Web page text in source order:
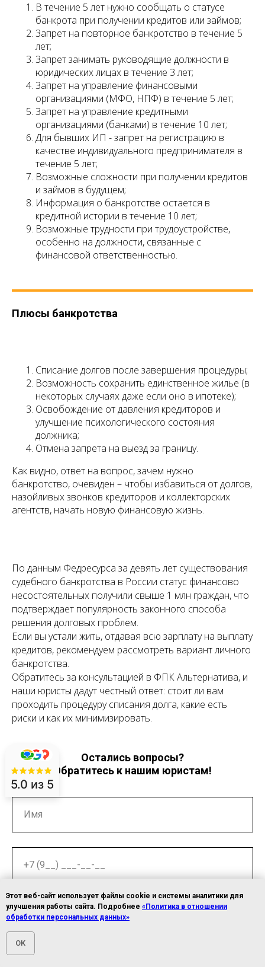
В течение 5 лет нужно сообщать о статусе
банкрота при получении кредитов или займов;
Запрет на повторное банкротство в течение 5
лет;
Запрет занимать руководящие должности в
юридических лицах в течение 3 лет;
Запрет на управление финансовыми
организациями (МФО, НПФ) в течение 5 лет;
Запрет на управление кредитными
организациями (банками) в течение 10 лет;
Для бывших ИП - запрет на регистрацию в
качестве индивидуального предпринимателя в
течение 5 лет;
Возможные сложности при получении кредитов
и займов в будущем;
Информация о банкротстве остается в
кредитной истории в течение 10 лет;
Возможные трудности при трудоустройстве,
особенно на должности, связанные с
финансовой ответственностью.
Плюсы банкротства
Списание долгов после завершения процедуры;
Возможность сохранить единственное жилье (в
некоторых случаях даже если оно в ипотеке);
Освобождение от давления кредиторов и
улучшение психологического состояния
должника;
Отмена запрета на выезд за границу.
Как видно, ответ на вопрос, зачем нужно
банкротство, очевиден – чтобы избавиться от долгов,
назойливых звонков кредиторов и коллекторских
агентств, начать новую финансовую жизнь.
По данным Федресурса за девять лет существования
судебного банкротства в России статус финансово
несостоятельных получили свыше 1 млн граждан, что
подтверждает популярность законного способа
решения долговых проблем.
Если вы устали жить, отдавая всю зарплату на выплату
кредитов, рекомендуем рассмотреть вариант личного
банкротства.
Обратитесь за консультацией в ФПК Альтернатива, и
наши юристы дадут честный ответ: стоит ли вам
проходить процедуру списания долга, какие есть
риски и как их минимизировать.
Остались вопросы?
Обратитесь к нашим юристам!
Имя
+7 (9__) ___-__-__
Я даю согласие на обработку персональныхданных и соглашаюсь с
пользовательским соглашениемиполитикой
конфиденциальности
Этот веб-сайт использует файлы cookie и системы аналитики для
улучшения работы сайта. Подробнее «Политика в отношении
обработки персональных данных»
OK
5.0 из 5